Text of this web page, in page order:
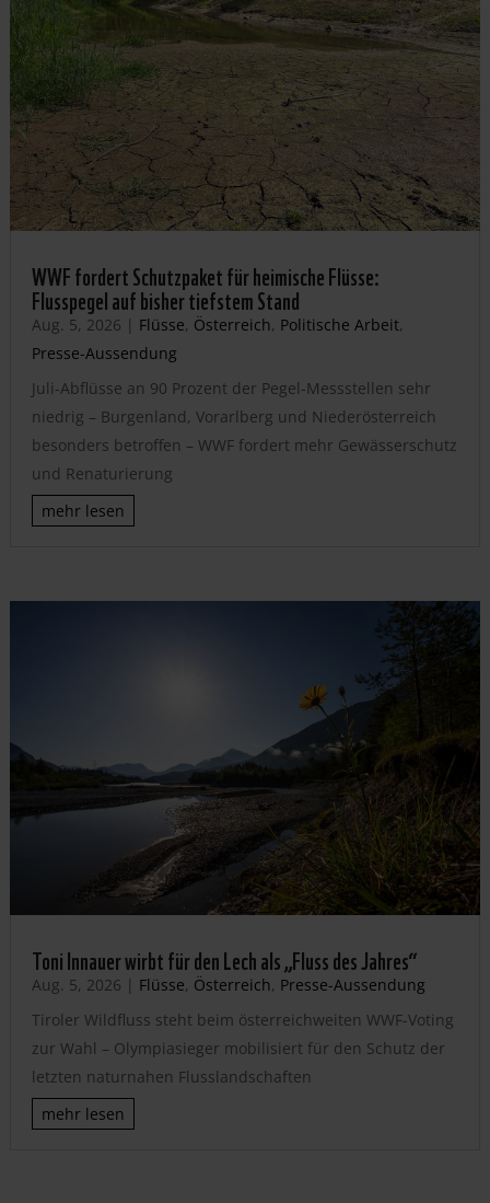
WWF fordert Schutzpaket für heimische Flüsse:
Flusspegel auf bisher tiefstem Stand
Aug. 5, 2026 | Flüsse, Österreich, Politische Arbeit,
Presse-Aussendung
Juli-Abflüsse an 90 Prozent der Pegel-Messstellen sehr
niedrig – Burgenland, Vorarlberg und Niederösterreich
besonders betroffen – WWF fordert mehr Gewässerschutz
und Renaturierung
mehr lesen
Toni Innauer wirbt für den Lech als „Fluss des Jahres“
Aug. 5, 2026 | Flüsse, Österreich, Presse-Aussendung
Tiroler Wildfluss steht beim österreichweiten WWF-Voting
zur Wahl – Olympiasieger mobilisiert für den Schutz der
letzten naturnahen Flusslandschaften
mehr lesen